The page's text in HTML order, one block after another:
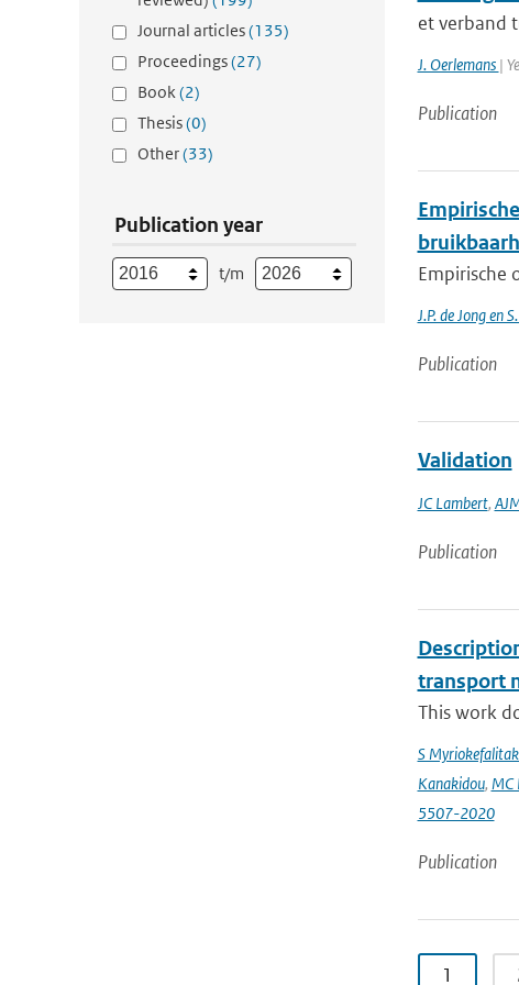
Journal articles(135)
Proceedings(27)
Book(2)
Thesis(0)
Other(33)
Publication year
t/m
et verband
J. Oerlemans |
Publication
Empirische
J.P. de Jong en
Publication
Validation
JC Lambert,
Publication
transport
This work
S
Kanakidou, MC
5507-2020
Publication
1